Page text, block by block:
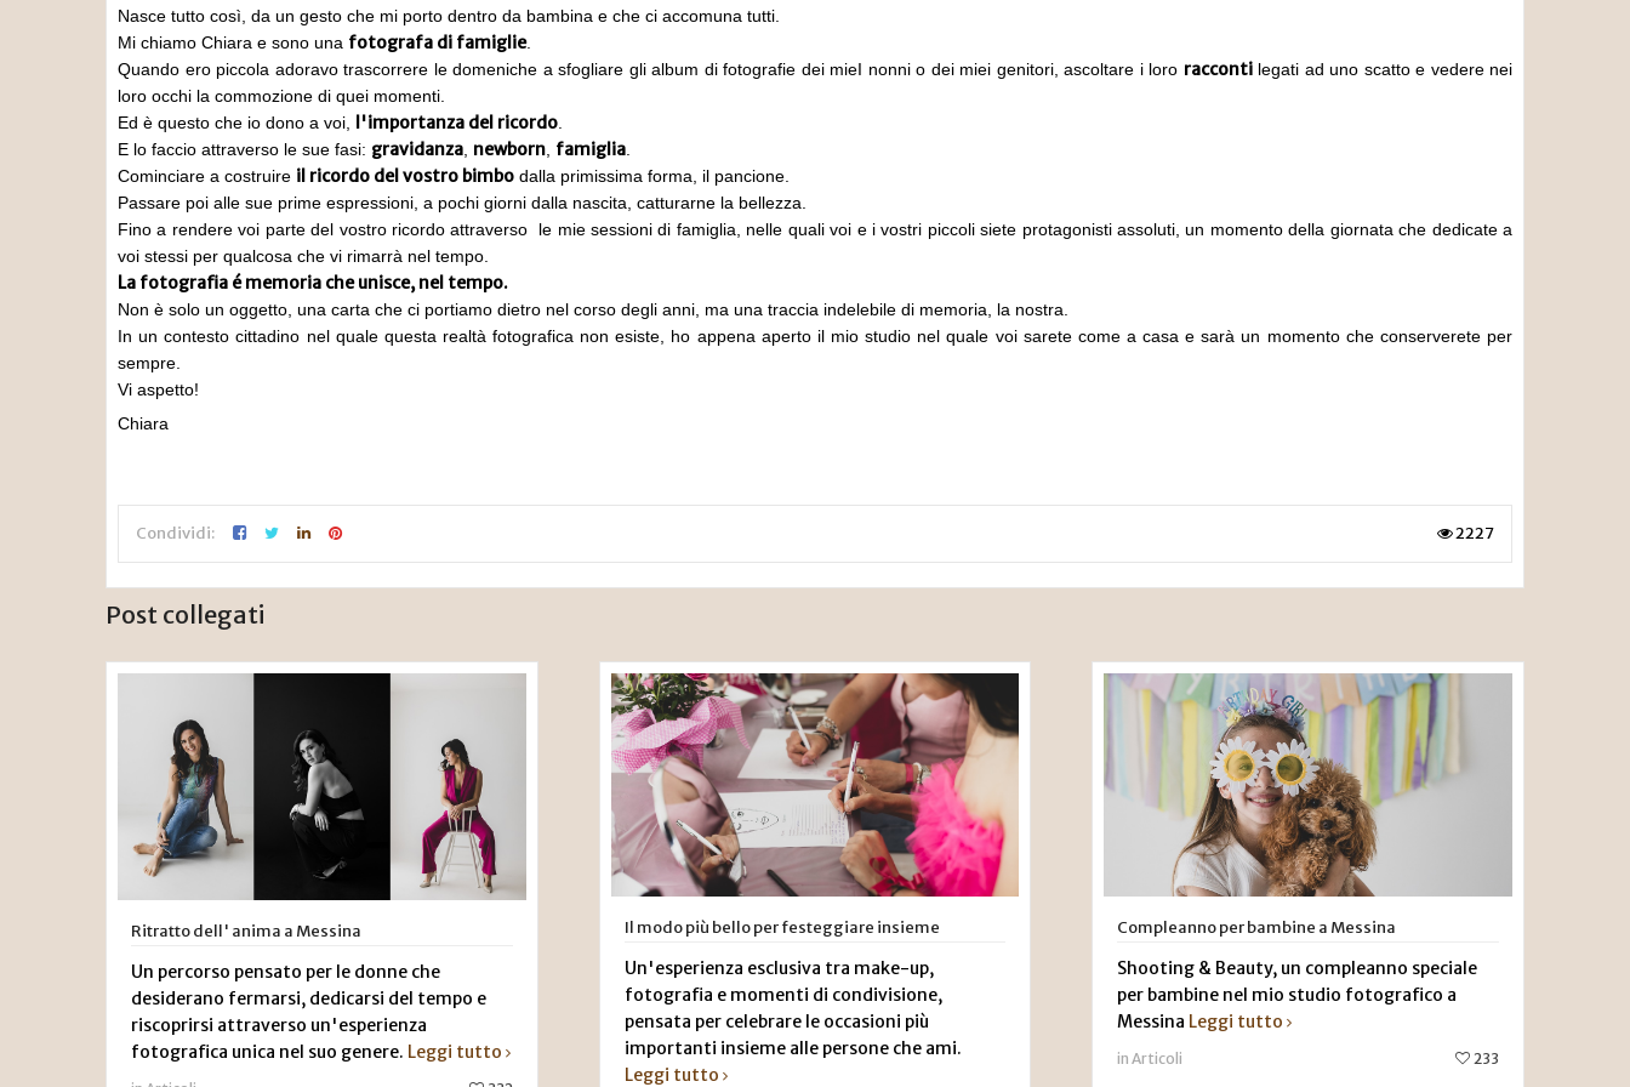
Nasce tutto così, da un gesto che mi porto dentro da bambina e che ci accomuna tutti.
Mi chiamo Chiara e sono una fotografa di famiglie.
Quando ero piccola adoravo trascorrere le domeniche a sfogliare gli album di fotografie dei mieI nonni o dei miei genitori, ascoltare i loro raccontilegati ad uno scatto e vedere nei
loro occhi la commozione di quei momenti.
Ed è questo che io dono a voi, l'importanza del ricordo
E lo faccio attraverso le sue fasi: gravidanza newborn famiglia
Cominciare a costruire il ricordo del vostro bimbo dalla primissima forma, il pancione.
Passare poi alle sue prime espressioni, a pochi giorni dalla nascita, catturarne la bellezza.
Fino a rendere voi parte del vostro ricordo attraverso le mie sessioni di famiglia, nelle quali voi e i vostri piccoli siete protagonisti assoluti, un momento della giornata che dedicate a
voi stessi per qualcosa che vi rimarrà nel tempo.
La fotografia é memoria che unisce, nel tempo.
Non è solo un oggetto, una carta che ci portiamo dietro nel corso degli anni, ma una traccia indelebile di memoria, la nostra.
In un contesto cittadino nel quale questa realtà fotografica non esiste, ho appena aperto il mio studio nel quale voi sarete come a casa e sarà un momento che conserverete per
sempre.
Vi aspetto!
Chiara
Condividi: 2227
Post collegati
Ritratto dell' anima a Messina
Un percorso pensato per le donne che
desiderano fermarsi, dedicarsi del tempo e
riscoprirsi attraverso un'esperienza
fotografica unica nel suo genere. Leggi tutto
Il modo più bello per festeggiare insieme
Un'esperienza esclusiva tra make-up,
fotografia e momenti di condivisione,
pensata per celebrare le occasioni più
importanti insieme alle persone che ami.
Leggi tutto
Compleanno per bambine a Messina
Shooting & Beauty, un compleanno speciale
per bambine nel mio studio fotografico a
Messina Leggi tutto
in Articoli 233